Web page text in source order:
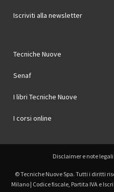
Iscriviti alla newsletter
Tecniche Nuove
Senaf
I libri Tecniche Nuove
I corsi online
Disclaimer e note legali
© Tecniche Nuove Spa. Tutti i diritti
Milano | Codice fiscale, Partita IVA e